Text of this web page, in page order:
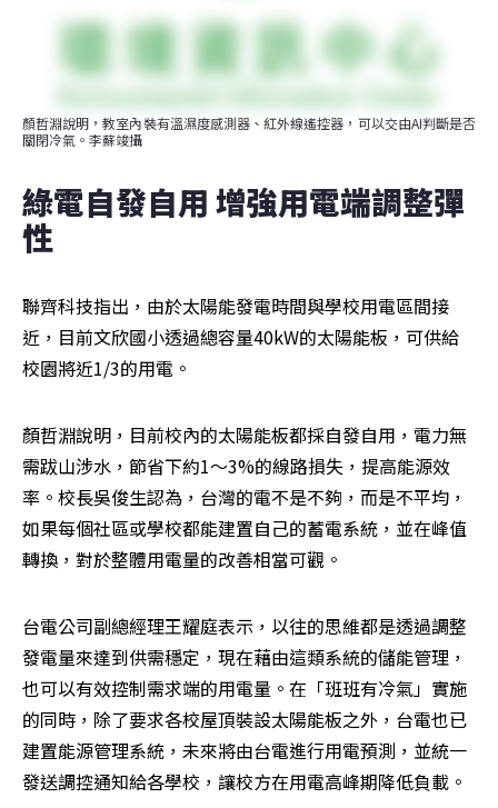
顏哲淵說明，教室內裝有溫濕度感測器、紅外線遙控器，可以交由AI判斷是否
關閉冷氣。李蘇竣攝
綠電自發自用 增強用電端調整彈
性
聯齊科技指出，由於太陽能發電時間與學校用電區間接
近，目前文欣國小透過總容量40kW的太陽能板，可供給
校園將近1/3的用電。
顏哲淵說明，目前校內的太陽能板都採自發自用，電力無
需跋山涉水，節省下約1～3%的線路損失，提高能源效
率。校長吳俊生認為，台灣的電不是不夠，而是不平均，
如果每個社區或學校都能建置自己的蓄電系統，並在峰值
轉換，對於整體用電量的改善相當可觀。
台電公司副總經理王耀庭表示，以往的思維都是透過調整
發電量來達到供需穩定，現在藉由這類系統的儲能管理，
也可以有效控制需求端的用電量。在「班班有冷氣」實施
的同時，除了要求各校屋頂裝設太陽能板之外，台電也已
建置能源管理系統，未來將由台電進行用電預測，並統一
發送調控通知給各學校，讓校方在用電高峰期降低負載。